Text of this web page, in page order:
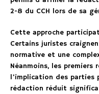
2-8 du CCH lors de sa
Cette approche
Certains juristes
normative et une
Néanmoins, les premiers
l’implication des parties
rédaction réduit